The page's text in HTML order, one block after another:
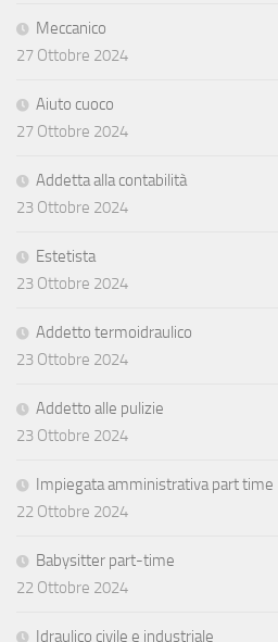
Meccanico
27 Ottobre 2024
Aiuto cuoco
27 Ottobre 2024
Addetta alla contabilità
23 Ottobre 2024
Estetista
23 Ottobre 2024
Addetto termoidraulico
23 Ottobre 2024
Addetto alle pulizie
23 Ottobre 2024
Impiegata amministrativa part time
22 Ottobre 2024
Babysitter part-time
22 Ottobre 2024
Idraulico civile e industriale